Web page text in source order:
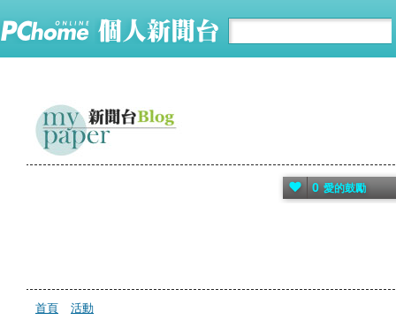
0 愛的鼓勵
首頁 活動